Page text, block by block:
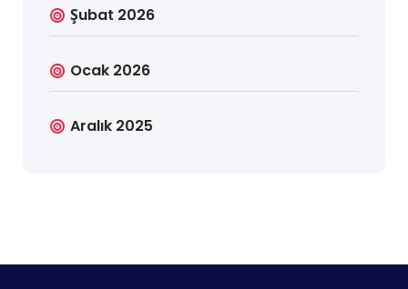
Şubat 2026
Ocak 2026
Aralık 2025